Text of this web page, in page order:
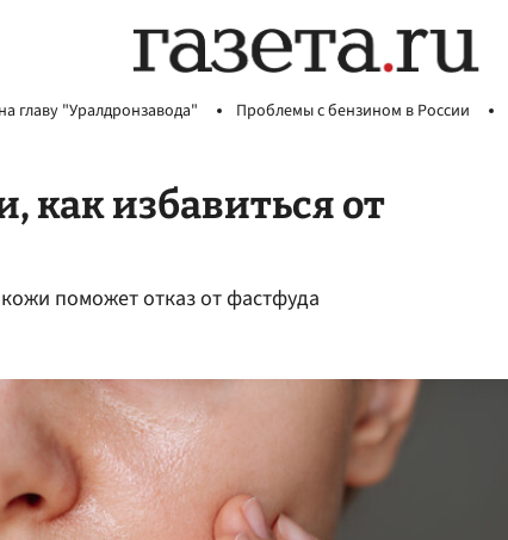
главу "Уралдронзавода" Проблемы с бензином в России
как избавиться от
поможет отказ от фастфуда